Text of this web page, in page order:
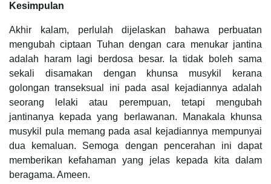
Kesimpulan
Akhir kalam, perlulah dijelaskan bahawa perbuatan
mengubah ciptaan Tuhan dengan cara menukar jantina
adalah haram lagi berdosa besar. Ia tidak boleh sama
sekali disamakan dengan khunsa musykil kerana
golongan transeksual ini pada asal kejadiannya adalah
seorang lelaki atau perempuan, tetapi mengubah
jantinanya kepada yang berlawanan. Manakala khunsa
musykil pula memang pada asal kejadiannya mempunyai
dua kemaluan. Semoga dengan pencerahan ini dapat
memberikan kefahaman yang jelas kepada kita dalam
beragama. Ameen.